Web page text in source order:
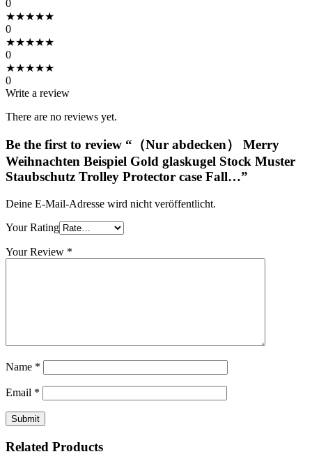
0
★★★★★
0
★★★★★
0
★★★★★
0
Write a review
There are no reviews yet.
Be the first to review “（Nur abdecken） Merry
Weihnachten Beispiel Gold glaskugel Stock Muster
Staubschutz Trolley Protector case Fall…”
Deine E-Mail-Adresse wird nicht veröffentlicht.
Your Rating
Your Review *
Name *
Email *
Related Products